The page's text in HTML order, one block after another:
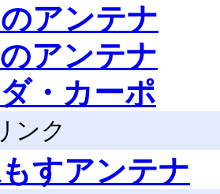
アンテナ
アンテナ
・カーポ
ンク
すアンテナ